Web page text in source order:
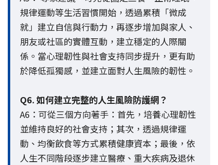
規律運動等生活習慣開始，透過累積「微成
就」建立自信與行動力，再逐步增加與家人、
朋友或社區的實體互動，建立穩定的人際關
係。當心理韌性與社會支持同步提升，更有助
於降低孤獨感，並建立面對人生風險的韌性。
Q6. 如何建立完整的人生風險防護網？
A6：可從三個方向著手：首先，培養心理韌性
並維持良好的社會支持；其次，透過規律運
動、均衡飲食等方式累積健康資本；最後，依
人生不同階段逐步建立醫療、重大疾病及退休